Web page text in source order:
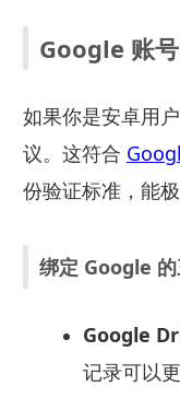
Google 账
如果你是安卓用
议。这符合
份验证标准，能
绑定 Google
Google
记录可以